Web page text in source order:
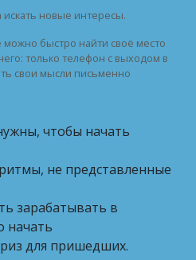
искать новые интересы.
быстро найти своё место
только телефон с выходом в
свои мысли письменно
чтобы начать
не представленные
зарабатывать в
начать
для пришедших.